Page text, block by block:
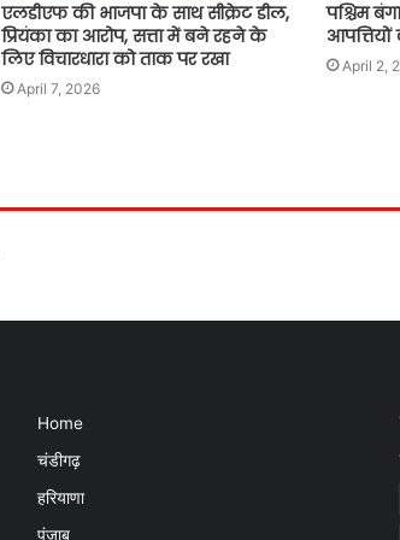
एलडीएफ की भाजपा के साथ सीक्रेट डील,
प्रियंका का आरोप, सत्ता में बने रहने के
लिए विचारधारा को ताक पर रखा
April 7, 2026
पश्चिम
April 2,
Home
चंडीगढ़
हरियाणा
पंजाब